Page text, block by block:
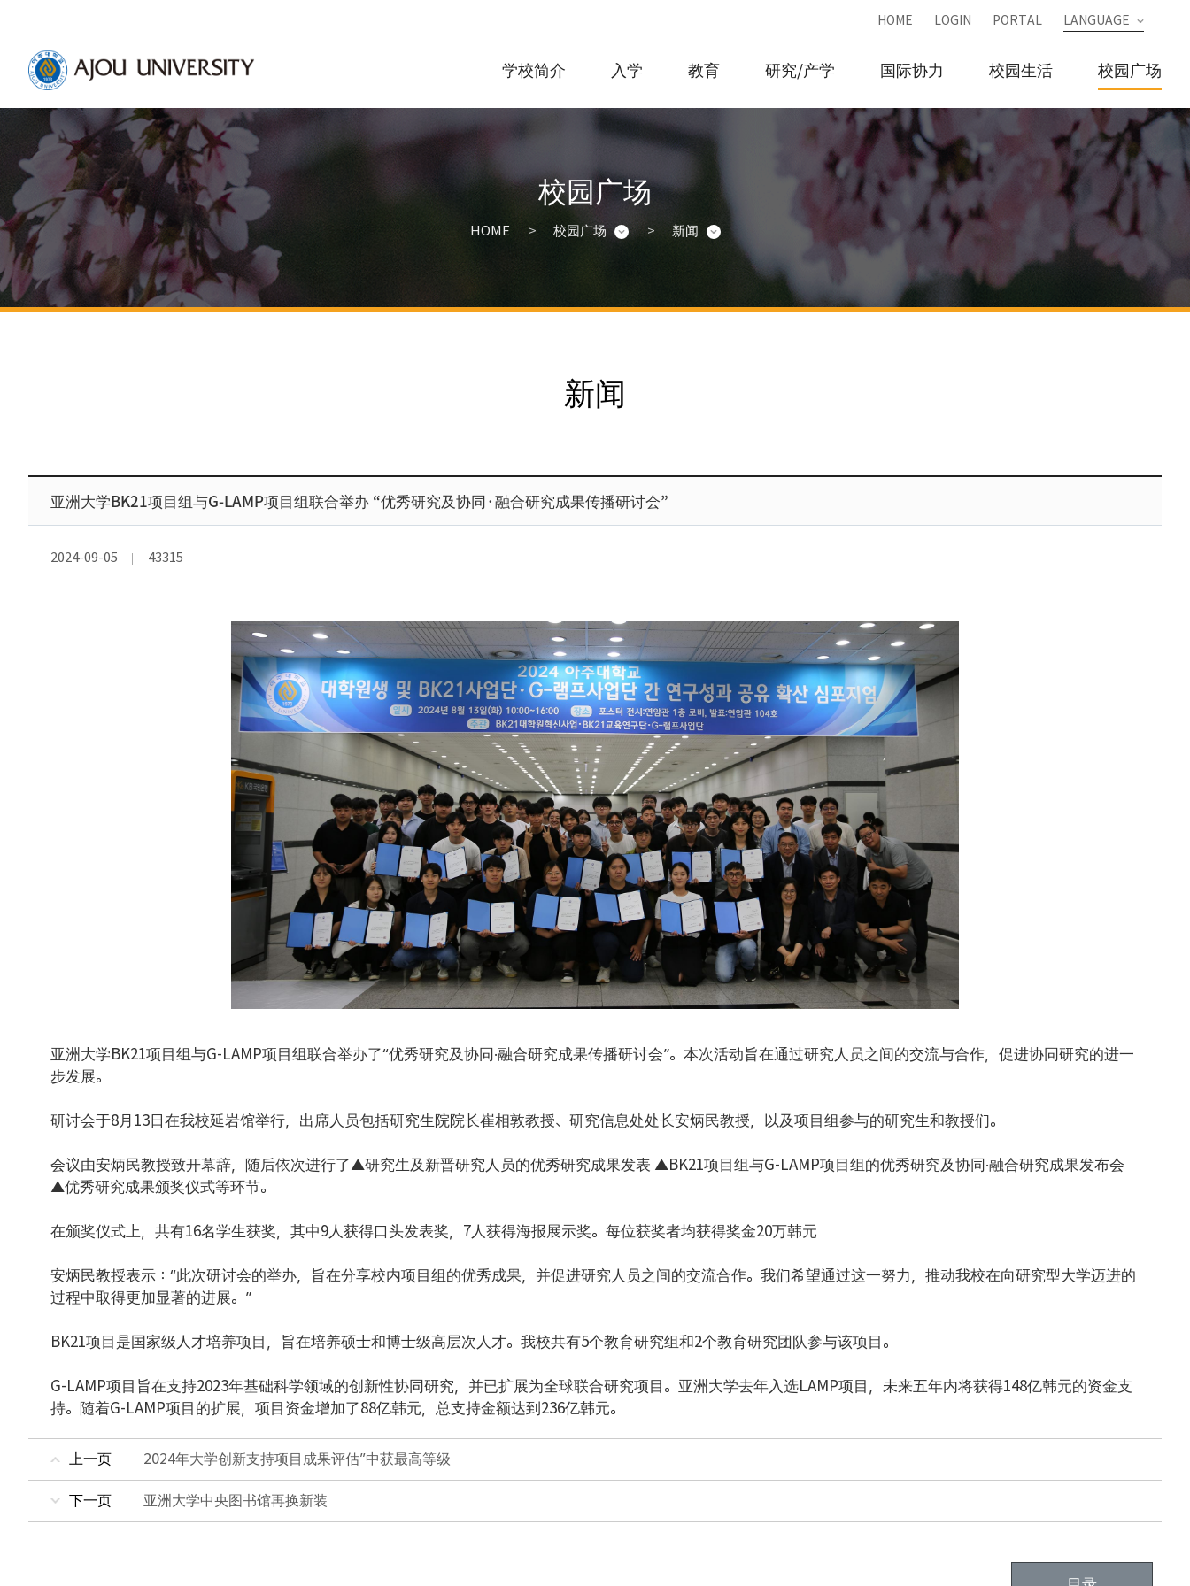
HOME LOGIN PORTAL LANGUAGE
学校简介 入学 教育 研究/产学 国际协力 校园生活 校园广场
校园广场
HOME 校园广场 新闻
新闻
亚洲大学BK21项目组与G-LAMP项目组联合举办 “优秀研究及协同·融合研究成果传播研讨会”
2024-09-05 43315
亚洲大学BK21项目组与G-LAMP项目组联合举办了“优秀研究及协同·融合研究成果传播研讨会”。本次活动旨在通过研究人员之间的交流与合作，促进协同研究的进一
步发展。
研讨会于8月13日在我校延岩馆举行，出席人员包括研究生院院长崔相敦教授、研究信息处处长安炳民教授，以及项目组参与的研究生和教授们。
会议由安炳民教授致开幕辞，随后依次进行了▲研究生及新晋研究人员的优秀研究成果发表 ▲BK21项目组与G-LAMP项目组的优秀研究及协同·融合研究成果发布会
▲优秀研究成果颁奖仪式等环节。
在颁奖仪式上，共有16名学生获奖，其中9人获得口头发表奖，7人获得海报展示奖。每位获奖者均获得奖金20万韩元
安炳民教授表示：“此次研讨会的举办，旨在分享校内项目组的优秀成果，并促进研究人员之间的交流合作。我们希望通过这一努力，推动我校在向研究型大学迈进的
过程中取得更加显著的进展。”
BK21项目是国家级人才培养项目，旨在培养硕士和博士级高层次人才。我校共有5个教育研究组和2个教育研究团队参与该项目。
G-LAMP项目旨在支持2023年基础科学领域的创新性协同研究，并已扩展为全球联合研究项目。亚洲大学去年入选LAMP项目，未来五年内将获得148亿韩元的资金支
持。随着G-LAMP项目的扩展，项目资金增加了88亿韩元，总支持金额达到236亿韩元。
上一页 2024年大学创新支持项目成果评估”中获最高等级
下一页 亚洲大学中央图书馆再换新装